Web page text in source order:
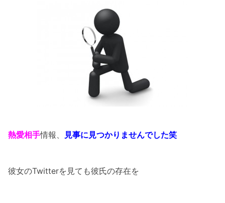
熱愛相手情報、 見事に見つかりませんでした笑
彼女のTwitterを見ても彼氏の存在を